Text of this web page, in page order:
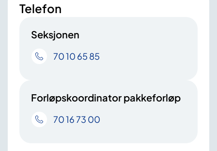
Telefon
Seksjonen
70 10 65 85
Forløpskoordinator pakkeforløp
70 16 73 00